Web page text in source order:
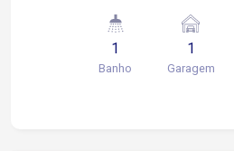
lavanderia e terraço com 5,48
ventilação e iluminação
01 vaga de garagem
1
Banho
1
Garagem